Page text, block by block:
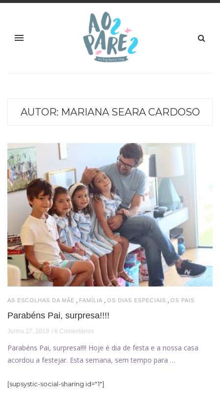
AUTOR: MARIANA SEARA CARDOSO
AS ESCOLHAS DA MÃE FAMÍLIA OS DIAS ESPECIAIS OS PAIS
Parabéns Pai, surpresa!!!!
Junho 27, 2019 8 Comentários
Parabéns Pai, surpresa!!!! Hoje é dia de festa e a nossa casa
acordou a festejar. Esta semana, sem tempo para …
[supsystic-social-sharing id="1"]